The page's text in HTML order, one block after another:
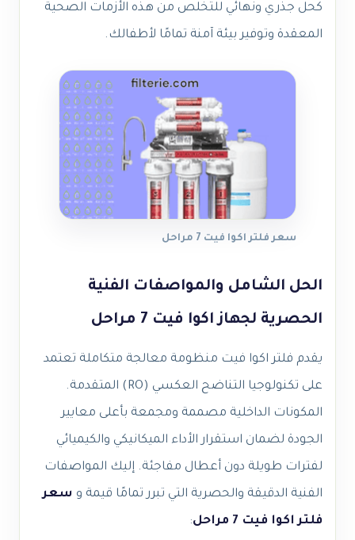
كحل جذري ونهائي للتخلص من هذه الأزمات الصحية
المعقدة وتوفير بيئة آمنة تمامًا لأطفالك.
سعر فلتر اكوا فيت 7 مراحل
الحل الشامل والمواصفات الفنية
الحصرية لجهاز اكوا فيت 7 مراحل
يقدم فلتر اكوا فيت منظومة معالجة متكاملة تعتمد
على تكنولوجيا التناضح العكسي (RO) المتقدمة.
المكونات الداخلية مصممة ومجمعة بأعلى معايير
الجودة لضمان استقرار الأداء الميكانيكي والكيميائي
لفترات طويلة دون أعطال مفاجئة. إليك المواصفات
الفنية الدقيقة والحصرية التي تبرر تمامًا قيمة و سعر
فلتر اكوا فيت 7 مراحل
: